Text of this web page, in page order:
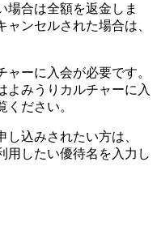
合は全額を返金しま
ンセルされた場合は、
ーに入会が必要です。
よみうりカルチャーに入
ください。
込みされたい方は、
用したい優待名を入力し